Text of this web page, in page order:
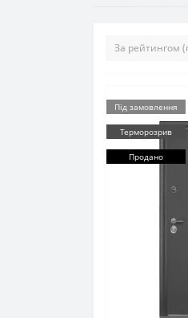
Під замовлення
Терморозрив
Продано